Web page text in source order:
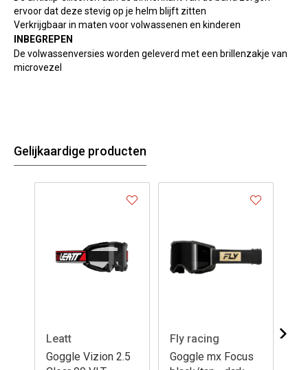
ervoor dat deze stevig op je helm blijft zitten
Verkrijgbaar in maten voor volwassenen en kinderen
INBEGREPEN
De volwassenversies worden geleverd met een brillenzakje van
microvezel
Gelijkaardige producten
Leatt
Goggle Vizion 2.5
Fly racing
Goggle mx Focus